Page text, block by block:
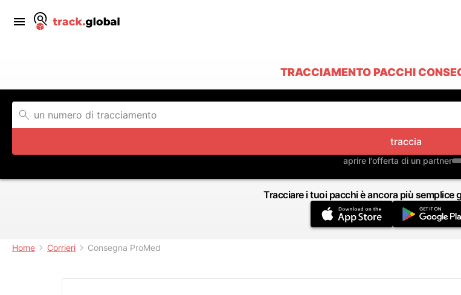
TRACCIAMENTO PACCHI
traccia
aprire l'offerta di un partner
Tracciare i tuoi pacchi è ancora più semplice
Home Corrieri Consegna ProMed